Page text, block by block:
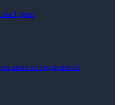
на 1 день
школ и предприятий